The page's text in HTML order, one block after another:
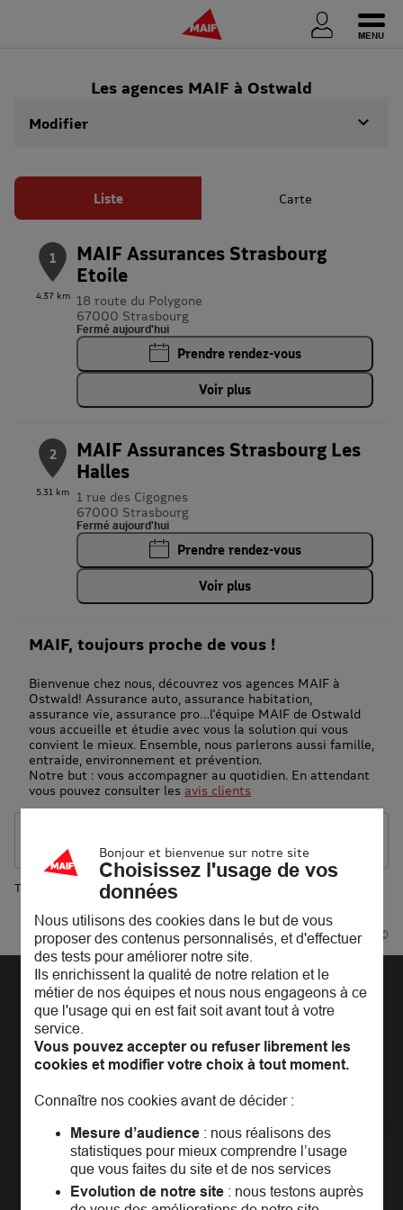
Les agences MAIF à Ostwald
Modifier
Liste Carte
1
4.37 km
MAIF Assurances Strasbourg
Etoile
18 route du Polygone
67000 Strasbourg
Fermé aujourd'hui
Prendre rendez-vous
Voir plus
2
5.31 km
MAIF Assurances Strasbourg Les
Halles
1 rue des Cigognes
67000 Strasbourg
Fermé aujourd'hui
Prendre rendez-vous
Voir plus
MAIF, toujours proche de vous !
Bienvenue chez nous, découvrez vos agences MAIF à
Ostwald! Assurance auto, assurance habitation,
assurance vie, assurance pro…l'équipe MAIF de Ostwald
vous accueille et étudie avec vous la solution qui vous
convient le mieux. Ensemble, nous parlerons aussi famille,
entraide, environnement et prévention.
Notre but : vous accompagner au quotidien. En attendant
vous pouvez consulter les avis clients
Trouver une agence MAIF
Powered byevermaps ©
Découvrir la MAIF
L'Entreprise
MAIF Recrute
MAIF Evénements
MAIF Social Club
Portail API
Pages les plus consultées
Assurance auto
Assurance habitation jeunes
Assurance habitation
Assurance emprunteur
Nos conseils
FAQ
Solutions éducatives
Sociétaires à l'étranger
Achat véhicule
La CommunautéMAIF
Bonjour et bienvenue sur notre site
Choisissez l'usage de vos
données
Nous utilisons des cookies dans le but de vous
proposer des contenus personnalisés, et d'effectuer
des tests pour améliorer notre site.
Ils enrichissent la qualité de notre relation et le
métier de nos équipes et nous nous engageons à ce
que l'usage qui en est fait soit avant tout à votre
service.
Vous pouvez accepter ou refuser librement les
cookies et modifier votre choix à tout moment.
Connaître nos cookies avant de décider :
Mesure d’audience: nous réalisons des
statistiques pour mieux comprendre l’usage
que vous faites du site et de nos services
Evolution de notre site: nous testons auprès